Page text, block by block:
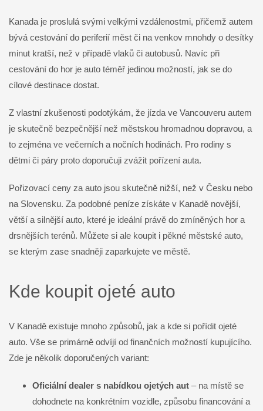
Kanada je proslulá svými velkými vzdálenostmi, přičemž autem
bývá cestování do periferií měst či na venkov mnohdy o desítky
minut kratší, než v případě vlaků či autobusů. Navíc při
cestování do hor je auto téměř jedinou možností, jak se do
cílové destinace dostat.
Z vlastní zkušenosti podotýkám, že jízda ve Vancouveru autem
je skutečně bezpečnější než městskou hromadnou dopravou, a
to zejména ve večerních a nočních hodinách. Pro rodiny s
dětmi či páry proto doporučuji zvážit pořízení auta.
Pořizovací ceny za auto jsou skutečně nižší, než v Česku nebo
na Slovensku. Za podobné peníze získáte v Kanadě novější,
větší a silnější auto, které je ideální právě do zmíněných hor a
drsnějších terénů. Můžete si ale koupit i pěkné městské auto,
se kterým zase snadněji zaparkujete ve městě.
Kde koupit ojeté auto
V Kanadě existuje mnoho způsobů, jak a kde si pořídit ojeté
auto. Vše se primárně odvíjí od finančních možností kupujícího.
Zde je několik doporučených variant:
Oficiální dealer s nabídkou ojetých aut – na místě se
dohodnete na konkrétním vozidle, způsobu financování a